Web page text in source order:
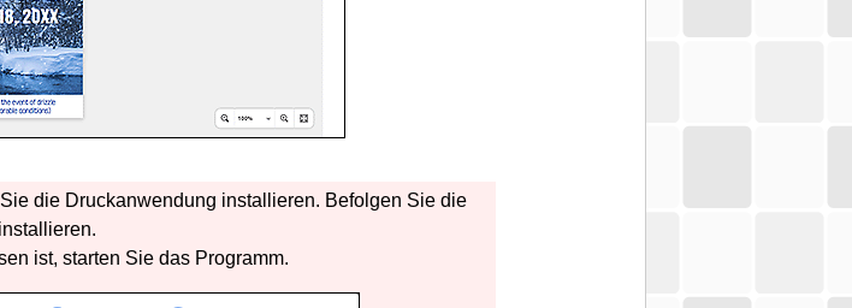
die Druckanwendung installieren. Befolgen Sie die
ist, starten Sie das Programm.